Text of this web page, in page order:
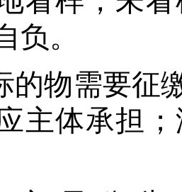
负。
的物需要征
主体承担